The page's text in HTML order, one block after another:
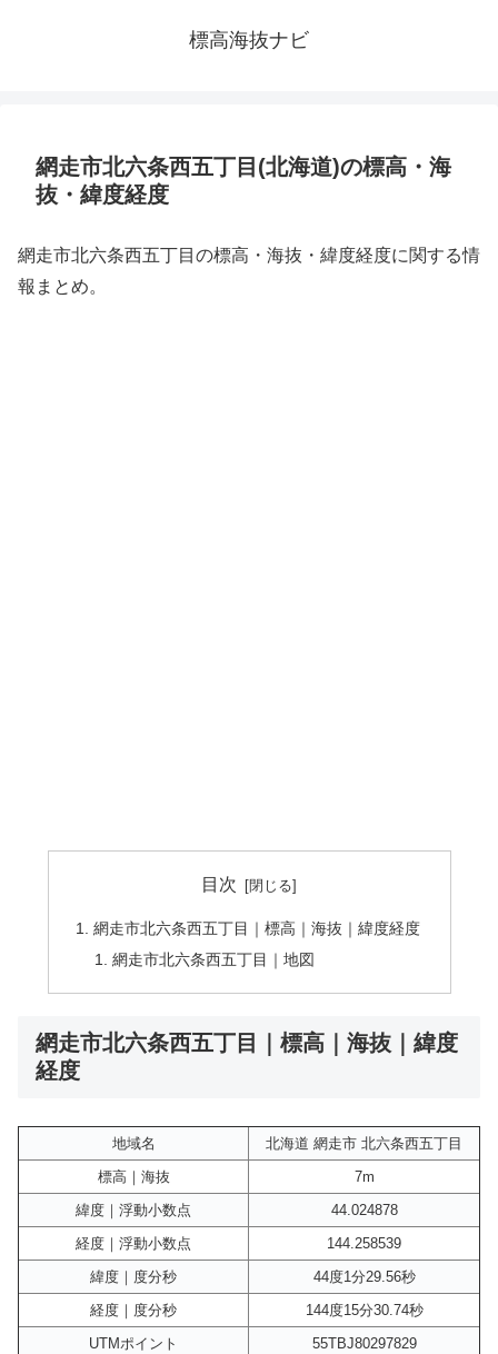
標高海抜ナビ
網走市北六条西五丁目(北海道)の標高・海
抜・緯度経度
網走市北六条西五丁目の標高・海抜・緯度経度に関する情
報まとめ。
目次
網走市北六条西五丁目｜標高｜海抜｜緯度経度
網走市北六条西五丁目｜地図
網走市北六条西五丁目｜標高｜海抜｜緯度
経度
地域名
北海道 網走市 北六条西五丁目
標高｜海抜
7m
緯度｜浮動小数点
44.024878
経度｜浮動小数点
144.258539
緯度｜度分秒
44度1分29.56秒
経度｜度分秒
144度15分30.74秒
UTMポイント
55TBJ80297829